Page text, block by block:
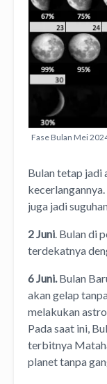
Fase Bulan Mei
Bulan tetap jadi
juga jadi
2 Juni. Bulan di
terdekatnya
6 Juni.Bulan
akan gelap
melakukan
Pada saat ini,
terbitnya
planet tanpa